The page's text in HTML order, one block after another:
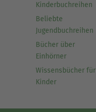
Kinderbuchreihen
Beliebte
Jugendbuchreihen
Bücher über
Einhörner
Wissensbücher für
Kinder